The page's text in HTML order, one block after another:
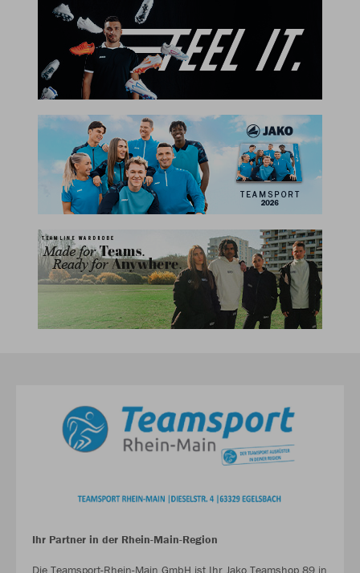
Ihr Partner in der Rhein-Main-Region
Die Teamsport-Rhein-Main GmbH ist Ihr Jako Teamshop 89 in